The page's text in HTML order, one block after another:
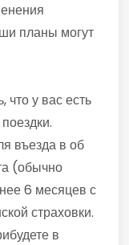
планы могут
что у вас есть
въезда в об
(обычно
6 месяцев с
страховки.
в